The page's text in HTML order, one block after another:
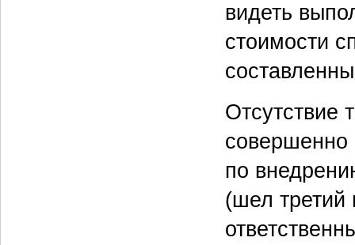
видеть
стоимости
Отсутствие
совершенно
по
(шел третий